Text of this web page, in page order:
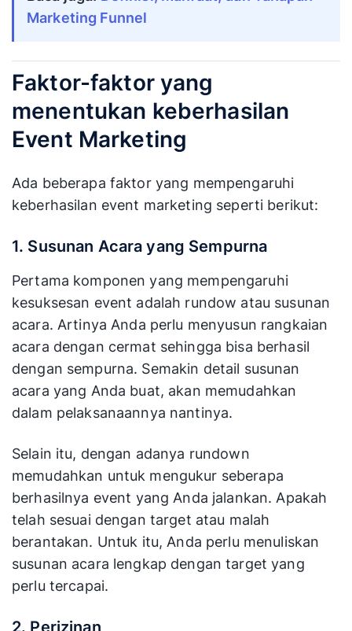
umumnya mendapatkan sponsor utamanya
dengan mudah.
Definisi, Manfaat, dan Tahapan
Marketing Funnel
Faktor-faktor yang
menentukan keberhasilan
Event Marketing
Ada beberapa faktor yang mempengaruhi
keberhasilan event marketing seperti berikut:
1. Susunan Acara yang Sempurna
Pertama komponen yang mempengaruhi
kesuksesan event adalah rundow atau susunan
acara. Artinya Anda perlu menyusun rangkaian
acara dengan cermat sehingga bisa berhasil
dengan sempurna. Semakin detail susunan
acara yang Anda buat, akan memudahkan
dalam pelaksanaannya nantinya.
Selain itu, dengan adanya rundown
memudahkan untuk mengukur seberapa
berhasilnya event yang Anda jalankan. Apakah
telah sesuai dengan target atau malah